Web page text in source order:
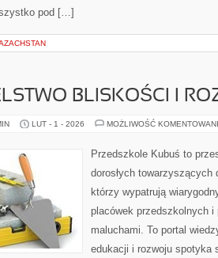
pod […]
BLISKOŚCI I
LUT - 1 - 2026 MOŻLIWOŚĆ
Przedszkole Kubuś to
dorosłych
którzy wypatrują
placówek przedszkolnych i
maluchami. To portal
edukacji i rozwoju spotyka